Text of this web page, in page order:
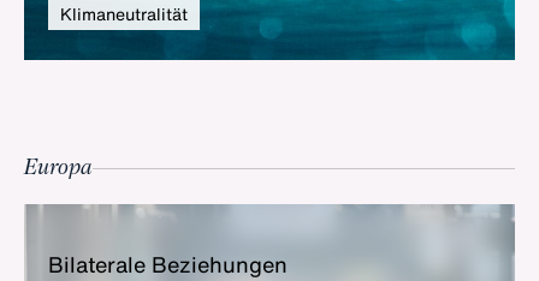
Klimaneutralität
Europa
Bi­la­te­ra­le Be­zie­hun­gen